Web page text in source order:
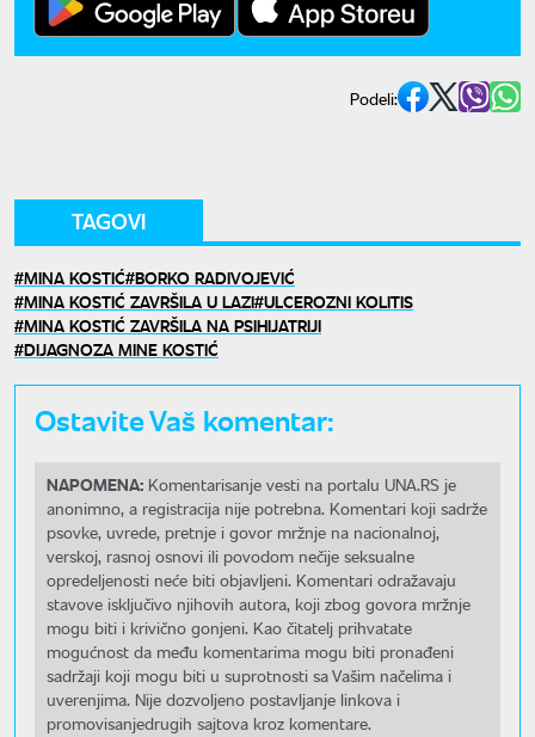
Podeli:
TAGOVI
MINA KOSTIĆ BORKO RADIVOJEVIĆ
MINA KOSTIĆ ZAVRŠILA U LAZI ULCEROZNI KOLITIS
MINA KOSTIĆ ZAVRŠILA NA PSIHIJATRIJI
DIJAGNOZA MINE KOSTIĆ
Ostavite Vaš komentar:
NAPOMENA: Komentarisanje vesti na portalu UNA.RS je
anonimno, a registracija nije potrebna. Komentari koji sadrže
psovke, uvrede, pretnje i govor mržnje na nacionalnoj,
verskoj, rasnoj osnovi ili povodom nečije seksualne
opredeljenosti neće biti objavljeni. Komentari odražavaju
stavove isključivo njihovih autora, koji zbog govora mržnje
mogu biti i krivično gonjeni. Kao čitatelj prihvatate
mogućnost da među komentarima mogu biti pronađeni
sadržaji koji mogu biti u suprotnosti sa Vašim načelima i
uverenjima. Nije dozvoljeno postavljanje linkova i
promovisanjedrugih sajtova kroz komentare.